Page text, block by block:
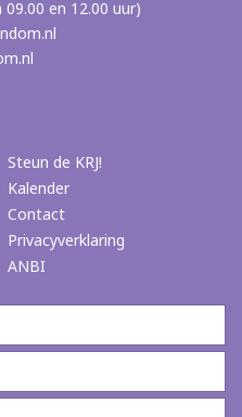
en 12.00 uur)
Steun de KRJ!
Kalender
Contact
Privacyverklaring
ANBI